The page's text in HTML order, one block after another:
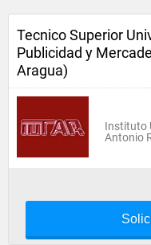
Tecnico Superior
Publicidad y
Aragua)
Instituto
Antonio